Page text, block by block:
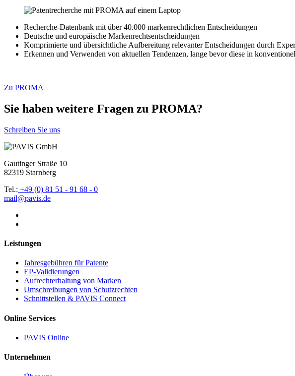
Recherche-Datenbank mit über 40.000 markenrechtlichen Entscheidungen
Deutsche und europäische Markenrechtsentscheidungen
Komprimierte und übersichtliche Aufbereitung relevanter Entscheidungen durch
Erkennen und Verwenden von aktuellen Tendenzen, lange bevor diese in
Zu PROMA
Sie haben weitere Fragen zu PROMA?
Schreiben Sie uns
Gautinger Straße 10
82319 Starnberg
Tel.: +49 (0) 81 51 - 91 68 - 0
mail@pavis.de
Leistungen
Jahresgebühren für Patente
EP-Validierungen
Aufrechterhaltung von Marken
Umschreibungen von Schutzrechten
Schnittstellen & PAVIS Connect
Online Services
PAVIS Online
Unternehmen